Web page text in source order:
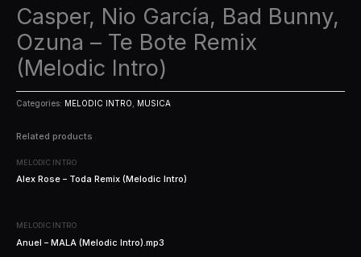
Casper, Nio García, Bad Bunny,
Ozuna – Te Bote Remix
(Melodic Intro)
Categories: MELODIC INTRO, MUSICA
Related products
MELODIC INTRO
Alex Rose – Toda Remix (Melodic Intro)
MELODIC INTRO
Anuel – MALA (Melodic Intro).mp3